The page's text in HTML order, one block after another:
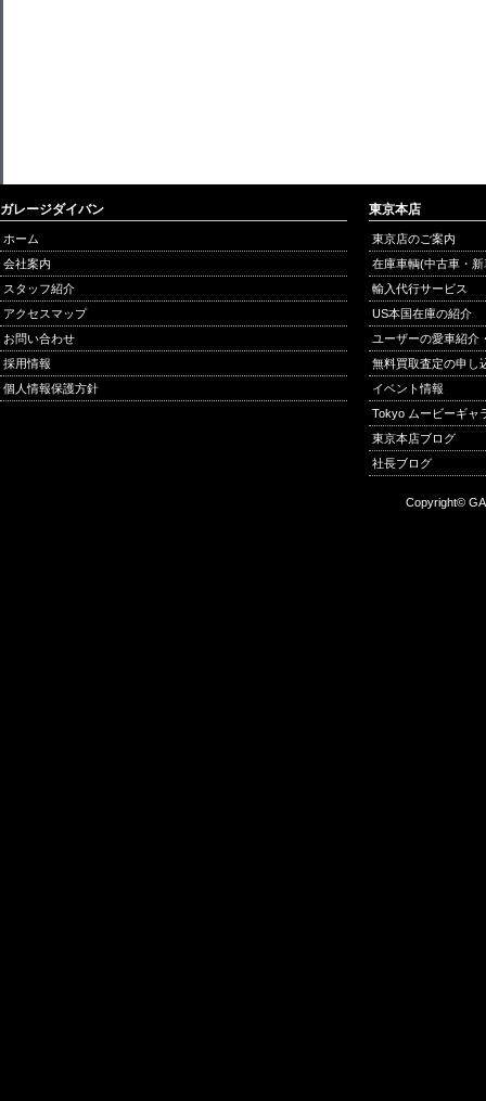
ガレージダイバン
ホーム
会社案内
スタッフ紹介
アクセスマップ
お問い合わせ
採用情報
個人情報保護方針
東京本店
東京店のご案内
在庫車輌(中古車・
輸入代行サービス
US本国在庫の紹介
ユーザーの愛車紹介
無料買取査定の申し
イベント情報
Tokyo ムービーギャ
東京本店ブログ
社長ブログ
Copyright©